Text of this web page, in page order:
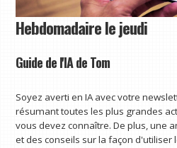
Hebdomadaire le jeudi
Guide de l'IA de Tom
Soyez averti en IA avec votre
résumant toutes les plus grandes
vous devez connaître. De plus, une
et des conseils sur la façon d'utiliser